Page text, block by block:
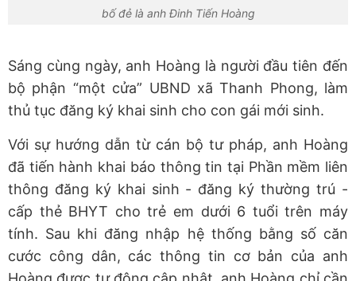
bố đẻ là anh Đinh Tiến Hoàng
Sáng cùng ngày, anh Hoàng là người đầu tiên đến
bộ phận “một cửa” UBND xã Thanh Phong, làm
thủ tục đăng ký khai sinh cho con gái mới sinh.
Với sự hướng dẫn từ cán bộ tư pháp, anh Hoàng
đã tiến hành khai báo thông tin tại Phần mềm liên
thông đăng ký khai sinh - đăng ký thường trú -
cấp thẻ BHYT cho trẻ em dưới 6 tuổi trên máy
tính. Sau khi đăng nhập hệ thống bằng số căn
cước công dân, các thông tin cơ bản của anh